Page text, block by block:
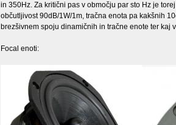
in 350Hz. Za kritični pas v območju par sto Hz je
občutljivost 90dB/1W/1m, tračna enota pa kakšnih
brezšivnem spoju dinamičnih in tračne enote ter kaj
Focal enoti: